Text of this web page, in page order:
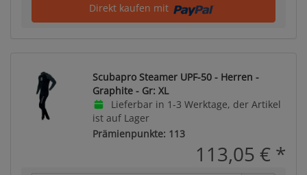
Direkt kaufen mit
Scubapro Steamer UPF-50 - Herren -
Graphite - Gr: XL
Lieferbar in 1-3 Werktage, der Artikel
ist auf Lager
Prämienpunkte: 113
113,05 € *